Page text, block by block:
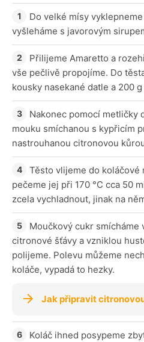
Do velké mísy
vyšleháme s javorovým
Přilijeme Amaretto a
vše pečlivě propojíme. Do
kousky nasekané datle a 200
Nakonec pomocí metličky
mouku smíchanou s kypřicím
nastrouhanou citronovou
Těsto vlijeme do
pečeme jej při 170 °C cca 50
zcela vychladnout, jinak na
Moučkový cukr smícháme
citronové šťávy a vzniklou
polijeme. Polevu můžeme
koláče, vypadá to hezky.
Jak připravit
Koláč ihned posypeme